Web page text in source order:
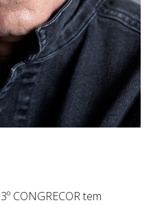
CONGRECOR tem